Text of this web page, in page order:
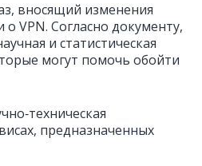
вносящий изменения
VPN. Согласно документу,
и статистическая
могут помочь обойти
предназначенных